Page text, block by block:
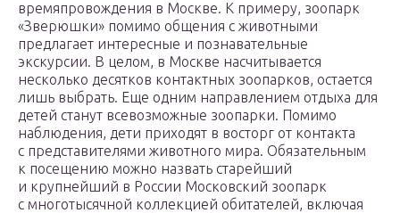
времяпровождения в Москве. К примеру, зоопарк
«Зверюшки» помимо общения с животными
предлагает интересные и познавательные
экскурсии. В целом, в Москве насчитывается
несколько десятков контактных зоопарков, остается
лишь выбрать. Еще одним направлением отдыха для
детей станут всевозможные зоопарки. Помимо
наблюдения, дети приходят в восторг от контакта
с представителями животного мира. Обязательным
к посещению можно назвать старейший
и крупнейший в России Московский зоопарк
с многотысячной коллекцией обитателей, включая